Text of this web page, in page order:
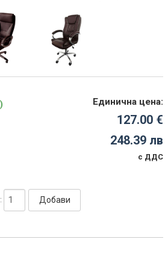
Единична цена:
127.00 €
248.39 лв
с ДДС
Добави